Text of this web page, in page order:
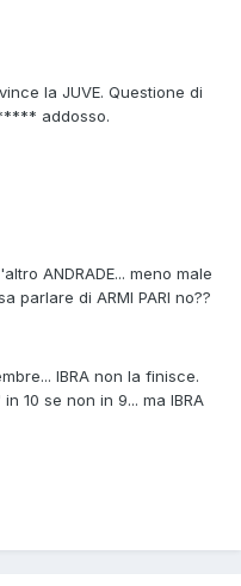
la JUVE. Questione di
addosso.
ANDRADE... meno male
parlare di ARMI PARI no??
IBRA non la finisce.
10 se non in 9... ma IBRA